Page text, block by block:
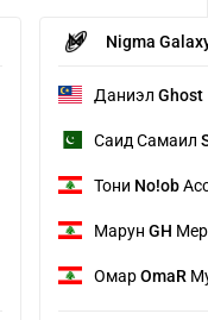
Nigma
Даниэл Ghost
Саид Самаил
Тони No!ob
Марун GH
ОмарOmaR